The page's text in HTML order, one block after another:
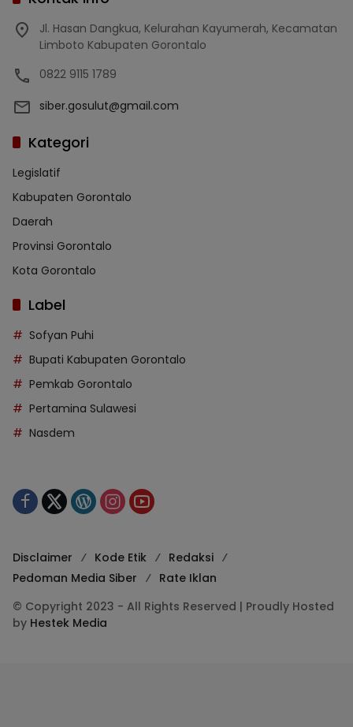
Jl. Hasan Dangkua, Kelurahan Kayumerah, Kecamatan
Limboto Kabupaten Gorontalo
0822 9115 1789
siber.gosulut@gmail.com
Kategori
Legislatif
Kabupaten Gorontalo
Daerah
Provinsi Gorontalo
Kota Gorontalo
Label
Sofyan Puhi
Bupati Kabupaten Gorontalo
Pemkab Gorontalo
Pertamina Sulawesi
Nasdem
Disclaimer Kode Etik
Redaksi
Pedoman Media Siber
Rate Iklan
© Copyright 2023 - All Rights Reserved | Proudly Hosted
by Hestek Media